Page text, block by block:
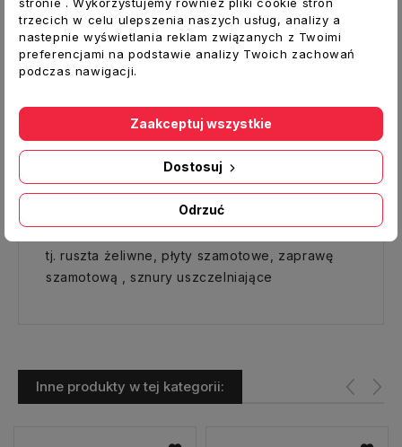
Numer katalogowy produktu:
W1110350000084
Wymiary: 180 x 52 mm
Waga: około 1,0 kg
Produkt oryginalny, wyprodukowany na
Pasuje do wszystkich pieców firmy WAMSLER z
serii: CALOR, CARLA, VYSEGRAD.
W ofercie posiadamy również inne akcesoria i
tj. ruszta żeliwne, płyty szamotowe, zaprawę
szamotową , sznury uszczelniające
Inne produkty w tej kategorii:
trzecich w celu ulepszenia naszych usług, analizy a
nastepnie wyświetlania reklam związanych z Twoimi
preferencjami na podstawie analizy Twoich zachowań
podczas nawigacji.
Odrzuć
Dostosuj
Zaakceptuj wszystkie